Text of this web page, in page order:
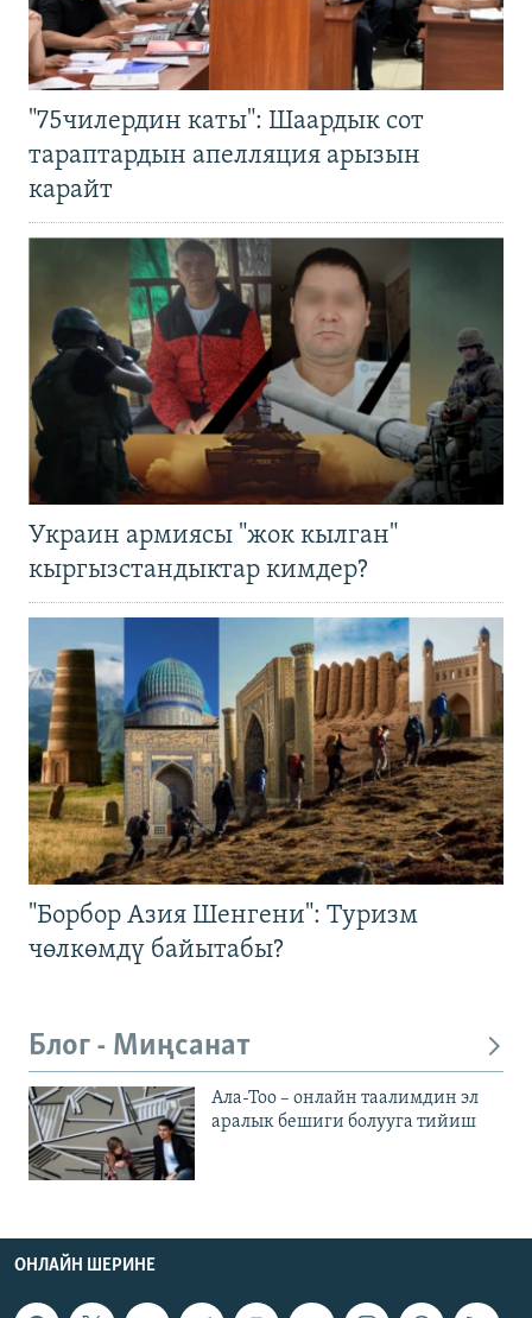
"75чилердин каты": Шаардык сот
тараптардын апелляция арызын
карайт
Украин армиясы "жок кылган"
кыргызстандыктар кимдер?
"Борбор Азия Шенгени": Туризм
чөлкөмдү байытабы?
Блог - Миңсанат
Ала-Тоо – онлайн таалимдин эл
аралык бешиги болууга тийиш
ОНЛАЙН ШЕРИНЕ